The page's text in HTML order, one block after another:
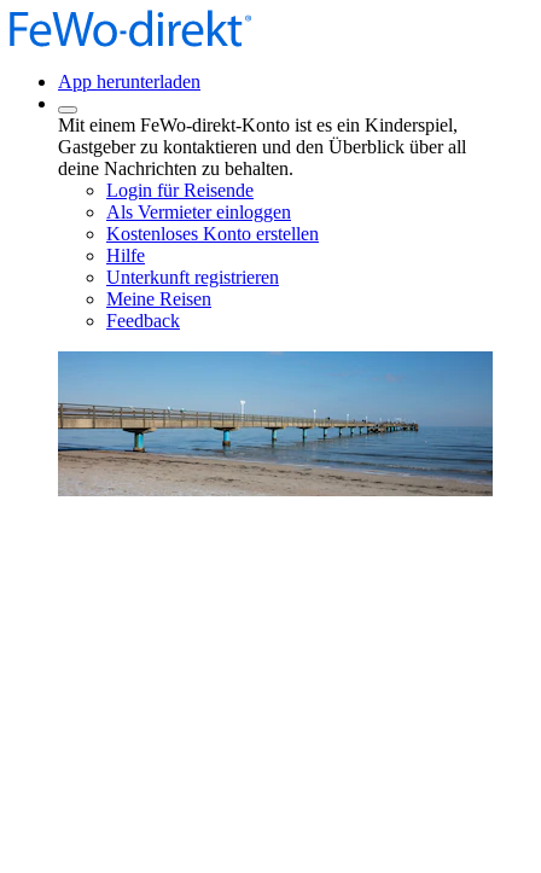
App herunterladen
Mit einem FeWo-direkt-Konto ist es ein Kinderspiel,
Gastgeber zu kontaktieren und den Überblick über all
deine Nachrichten zu behalten.
Login für Reisende
Als Vermieter einloggen
Kostenloses Konto erstellen
Hilfe
Unterkunft registrieren
Meine Reisen
Feedback